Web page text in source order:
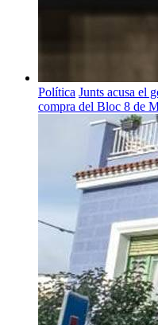
Política Junts acusa el
compra del Bloc 8 de